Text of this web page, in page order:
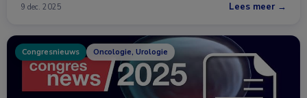
9 dec. 2025 Lees meer →
Congresnieuws Oncologie, Urologie